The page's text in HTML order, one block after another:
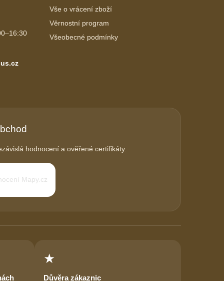
Vše o vrácení zboží
Věrnostní program
Všeobecné podmínky
hodnocení a ověřené certifikáty.
★
Důvěra zákaznic